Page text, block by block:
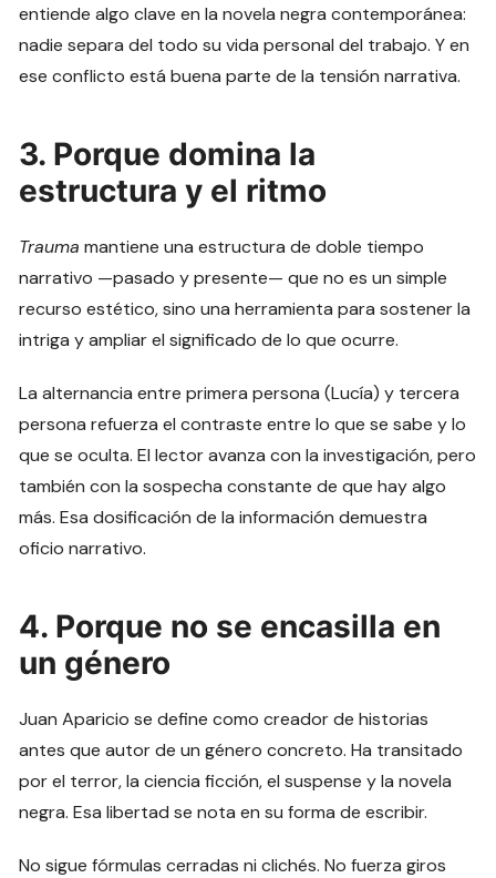
entiende algo clave en la novela negra contemporánea:
nadie separa del todo su vida personal del trabajo. Y en
ese conflicto está buena parte de la tensión narrativa.
3. Porque domina la
estructura y el ritmo
Trauma mantiene una estructura de doble tiempo
narrativo —pasado y presente— que no es un simple
recurso estético, sino una herramienta para sostener la
intriga y ampliar el significado de lo que ocurre.
La alternancia entre primera persona (Lucía) y tercera
persona refuerza el contraste entre lo que se sabe y lo
que se oculta. El lector avanza con la investigación, pero
también con la sospecha constante de que hay algo
más. Esa dosificación de la información demuestra
oficio narrativo.
4. Porque no se encasilla en
un género
Juan Aparicio se define como creador de historias
antes que autor de un género concreto. Ha transitado
por el terror, la ciencia ficción, el suspense y la novela
negra. Esa libertad se nota en su forma de escribir.
No sigue fórmulas cerradas ni clichés. No fuerza giros